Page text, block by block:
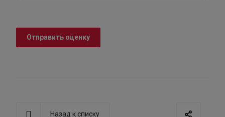
Отправить оценку
Назад к списку